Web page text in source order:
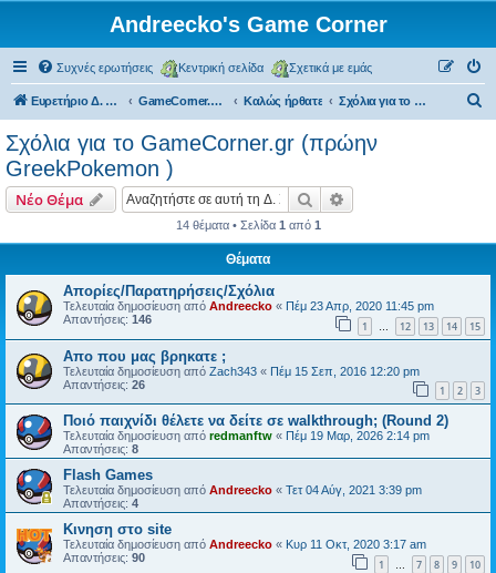
Andreecko's Game Corner
Συχνές ερωτήσεις Κεντρική σελίδα Σχετικά με εμάς
Ευρετήριο Δ. Συζήτησης GameCorner.gr (πρώην Greek Pokemon) Kαλώς ήρθατε Σχόλια για το GameCorner.gr (πρώην GreekPokemon )
Σχόλια για το GameCorner.gr (πρώην
GreekPokemon )
Νέο Θέμα Αναζήτηση
14 θέματα • Σελίδα 1 από 1
Θέματα
Απορίες/Παρατηρήσεις/Σχόλια
Τελευταία δημοσίευση από Andreecko « Πέμ 23 Απρ, 2020 11:45 pm
Απαντήσεις: 146 1 … 12 13 14 15
Απο που μας βρηκατε ;
Τελευταία δημοσίευση από Zach343 « Πέμ 15 Σεπ, 2016 12:20 pm
Απαντήσεις: 26 1 2 3
Ποιό παιχνίδι θέλετε να δείτε σε walkthrough; (Round 2)
Τελευταία δημοσίευση από redmanftw « Πέμ 19 Μαρ, 2026 2:14 pm
Απαντήσεις: 8
Flash Games
Τελευταία δημοσίευση από Andreecko « Τετ 04 Αύγ, 2021 3:39 pm
Απαντήσεις: 4
Κινηση στο site
Τελευταία δημοσίευση από Andreecko « Κυρ 11 Οκτ, 2020 3:17 am
Απαντήσεις: 90 1 … 7 8 9 10